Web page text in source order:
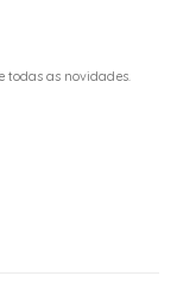
todas as novidades.